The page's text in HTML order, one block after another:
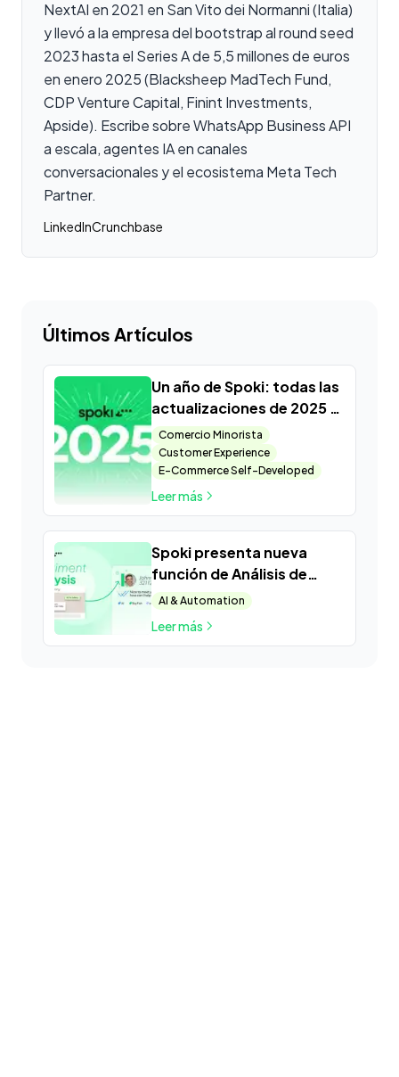
NextAI en 2021 en San Vito dei Normanni (Italia)
y llevó a la empresa del bootstrap al round seed
2023 hasta el Series A de 5,5 millones de euros
en enero 2025 (Blacksheep MadTech Fund,
CDP Venture Capital, Finint Investments,
Apside). Escribe sobre WhatsApp Business API
a escala, agentes IA en canales
conversacionales y el ecosistema Meta Tech
Partner.
LinkedInCrunchbase
Últimos Artículos
Un año de Spoki: todas las
actualizaciones de 2025 y
un adelanto del futuro del
Marketing Conversational
Comercio Minorista
Customer Experience
E-Commerce Self-Developed
Leer más
Spoki presenta nueva
función de Análisis de
Sentimientos: llega al
“corazón” de las
conversaciones
AI & Automation
Leer más